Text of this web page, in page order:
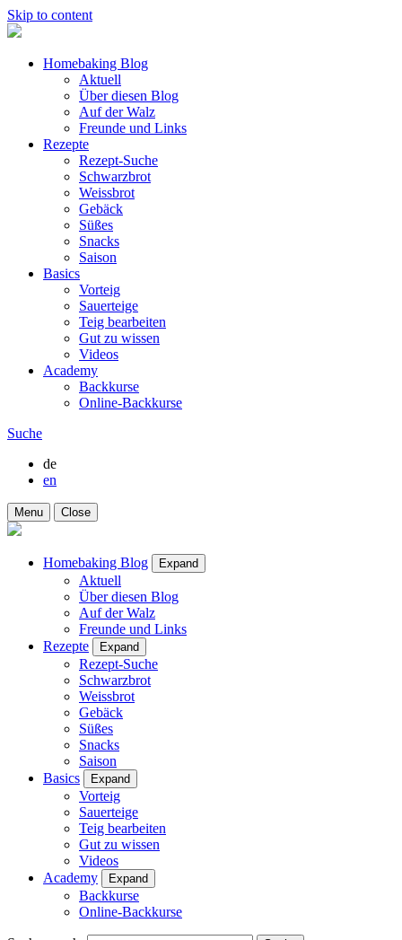
Skip to content
Homebaking Blog
Aktuell
Über diesen Blog
Auf der Walz
Freunde und Links
Rezepte
Rezept-Suche
Schwarzbrot
Weissbrot
Gebäck
Süßes
Snacks
Saison
Basics
Vorteig
Sauerteige
Teig bearbeiten
Gut zu wissen
Videos
Academy
Backkurse
Online-Backkurse
Suche
de
en
Menu Close
Homebaking Blog Expand
Aktuell
Über diesen Blog
Auf der Walz
Freunde und Links
Rezepte
Expand
Rezept-Suche
Schwarzbrot
Weissbrot
Gebäck
Süßes
Snacks
Saison
Basics
Expand
Vorteig
Sauerteige
Teig bearbeiten
Gut zu wissen
Videos
Academy
Expand
Backkurse
Online-Backkurse